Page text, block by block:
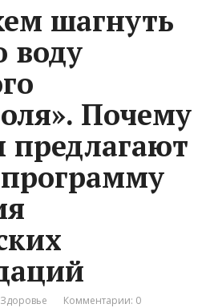
шагнуть
воду
Почему
предлагают
Здоровье Комментарии: 0